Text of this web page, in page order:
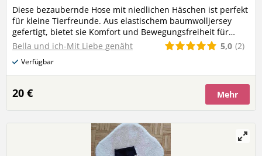
Diese bezaubernde Hose mit niedlichen Häschen ist perfekt
für kleine Tierfreunde. Aus elastischem baumwolljersey
gefertigt, bietet sie Komfort und Bewegungsfreiheit für
Babys ab etwa 6 Monaten
Bella und ich-Mit Liebe genäht 5,0 (2)
Verfügbar
20 € Mehr